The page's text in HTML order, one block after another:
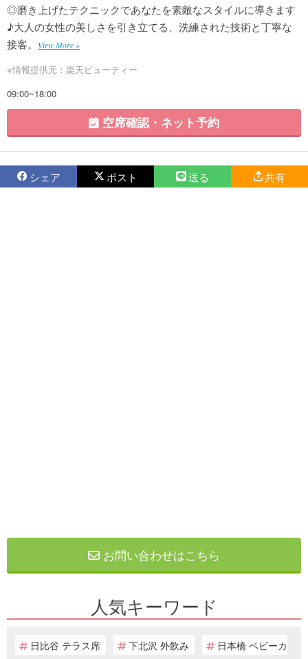
◎磨き上げたテクニックであなたを素敵なスタイルに導きます
♪大人の女性の美しさを引き立てる、洗練された技術と丁寧な
接客。
View More »
※情報提供元：楽天ビューティー
09:00~18:00
空席確認・ネット予約
シェア ポスト 送る 共有
お問い合わせはこちら
人気キーワード
日比谷 テラス席 下北沢 外飲み
日本橋 ベビーカ